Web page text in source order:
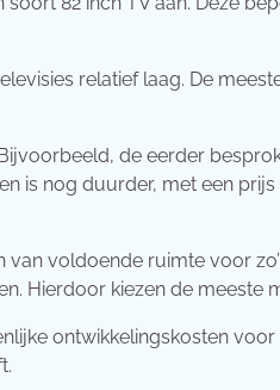
relatief laag. De
de eerder
is nog duurder, met een
voldoende ruimte voor
Hierdoor kiezen de meeste
ontwikkelingskosten